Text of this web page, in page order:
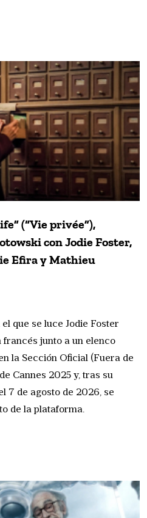
(“Vie privée”),
con Jodie Foster,
Efira y Mathieu
que se luce Jodie Foster
francés junto a un elenco
la Sección Oficial (Fuera de
Cannes 2025 y, tras su
7 de agosto de 2026, se
de la plataforma.